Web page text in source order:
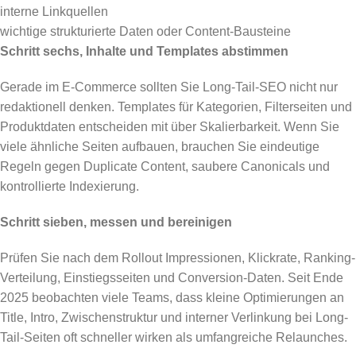
interne Linkquellen
wichtige strukturierte Daten oder Content-Bausteine
Schritt sechs, Inhalte und Templates abstimmen
Gerade im E-Commerce sollten Sie Long-Tail-SEO nicht nur
redaktionell denken. Templates für Kategorien, Filterseiten und
Produktdaten entscheiden mit über Skalierbarkeit. Wenn Sie
viele ähnliche Seiten aufbauen, brauchen Sie eindeutige
Regeln gegen Duplicate Content, saubere Canonicals und
kontrollierte Indexierung.
Schritt sieben, messen und bereinigen
Prüfen Sie nach dem Rollout Impressionen, Klickrate, Ranking-
Verteilung, Einstiegsseiten und Conversion-Daten. Seit Ende
2025 beobachten viele Teams, dass kleine Optimierungen an
Title, Intro, Zwischenstruktur und interner Verlinkung bei Long-
Tail-Seiten oft schneller wirken als umfangreiche Relaunches.